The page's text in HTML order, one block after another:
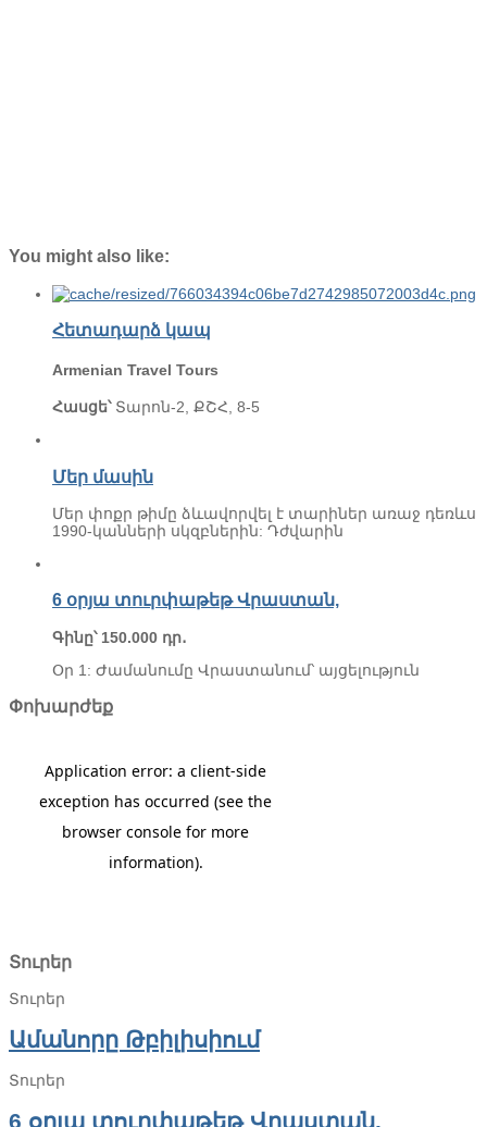
You might also like:
Հետադարձ կապ
Armenian Travel Tours
Հասցե՝Տարոն-2, ՔՇՀ, 8-5
Մեր մասին
Մեր փոքր թիմը ձևավորվել է տարիներ առաջ դեռևս
1990-կանների սկզբներին: Դժվարին
6 օրյա տուրփաթեթ Վրաստան,
Գինը՝ 150.000 դր․
Օր 1: Ժամանումը Վրաստանում՝ այցելություն
Փոխարժեք
Տուրեր
Տուրեր
Ամանորը Թբիլիսիում
Տուրեր
6 օրյա տուրփաթեթ Վրաստան,